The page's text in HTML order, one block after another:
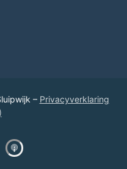
– Privacyverklaring